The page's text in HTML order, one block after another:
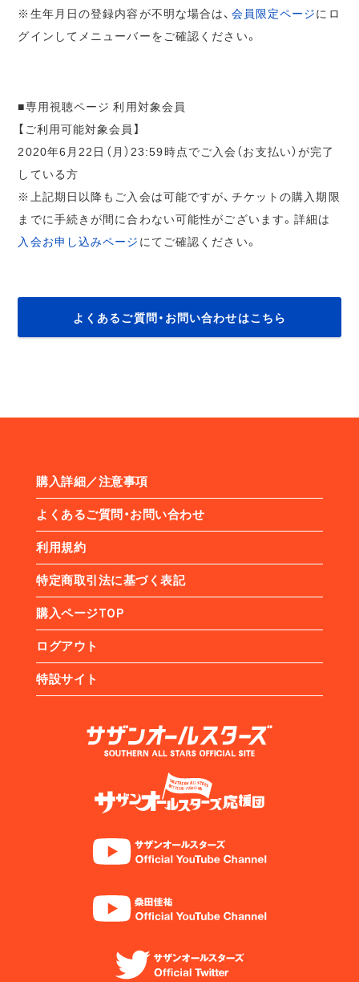
※生年月日の登録内容が不明な場合は、 会員限定ページにロ
グインしてメニューバーをご確認ください。
■専用視聴ページ 利用対象会員
【ご利用可能対象会員】
2020年6月22日（月）23:59時点でご入会（お支払い）が完了
している方
※上記期日以降もご入会は可能ですが、チケットの購入期限
までに手続きが間に合わない可能性がございます。詳細は
入会お申し込みページ にてご確認ください。
よくあるご質問・お問い合わせはこちら
購入詳細／注意事項
よくあるご質問・お問い合わせ
利用規約
特定商取引法に基づく表記
購入ページTOP
ログアウト
特設サイト